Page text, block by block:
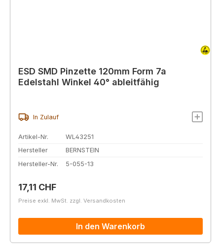
ESD SMD Pinzette 120mm Form 7a
Edelstahl Winkel 40° ableitfähig
In Zulauf
Artikel-Nr.
WL43251
Hersteller
BERNSTEIN
Hersteller-Nr.
5-055-13
Regulärer Preis:
17,11 CHF
Preise exkl. MwSt. zzgl. Versandkosten
In den Warenkorb